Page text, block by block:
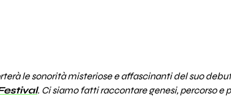
le sonorità misteriose e affascinanti del suo
. Ci siamo fatti raccontare genesi, percorso e